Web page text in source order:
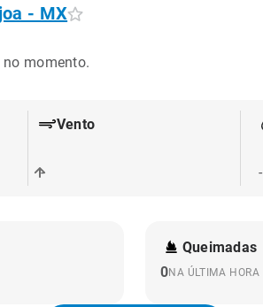
- MX
no momento.
Vento
- -
Queimadas
0NA ÚLTIMA HORA